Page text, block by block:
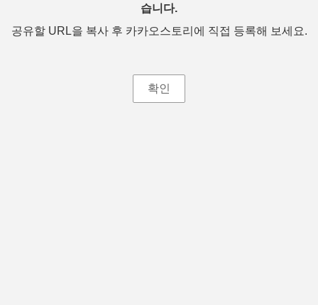
습니다.
공유할 URL을 복사 후 카카오스토리에 직접 등록해 보세요.
확인